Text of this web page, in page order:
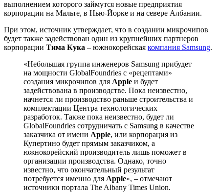
выполнением которого займутся новые предприятия
корпорации на Мальте, в Нью-Йорке и на севере Албании.
При этом, источник утверждает, что в создании микрочипов
будет также задействован один из крупнейших партнеров
корпорации Тима Кука – южнокорейская компания Samsung.
«Небольшая группа инженеров Samsung прибудет
на мощности GlobalFoundries с «рецептами»
создания микрочипов для Apple и будет
задействована в производстве. Пока неизвестно,
начнется ли производство раньше строительства и
комплектации Центра технологических
разработок. Также пока неизвестно, будет ли
GlobalFoundries сотрудничать с Samsung в качестве
заказчика от имени Apple, или корпорация из
Купертино будет прямым заказчиком, а
южнокорейский производитель лишь поможет в
организации производства. Однако, точно
известно, что окончательный результат
потребуется именно для Apple», – отмечают
источники портала The Albany Times Union.